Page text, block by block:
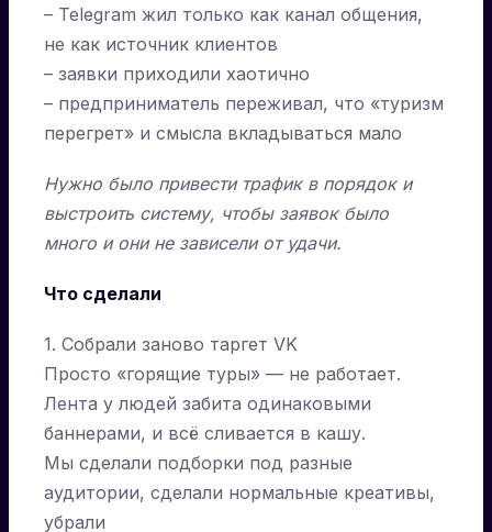
– Telegram жил только как канал общения,
не как источник клиентов
– заявки приходили хаотично
– предприниматель переживал, что «туризм
перегрет» и смысла вкладываться мало
Нужно было привести трафик в порядок и
выстроить систему, чтобы заявок было
много и они не зависели от удачи.
Что сделали
1. Собрали заново таргет VK
Просто «горящие туры» — не работает.
Лента у людей забита одинаковыми
баннерами, и всё сливается в кашу.
Мы сделали подборки под разные
аудитории, сделали нормальные креативы,
убрали